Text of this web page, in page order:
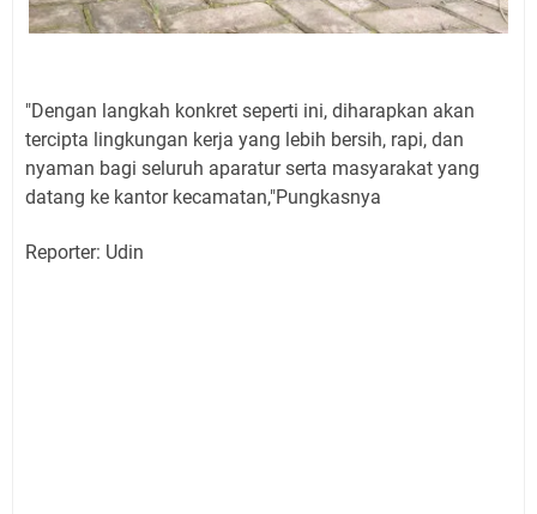
"Dengan langkah konkret seperti ini, diharapkan akan
tercipta lingkungan kerja yang lebih bersih, rapi, dan
nyaman bagi seluruh aparatur serta masyarakat yang
datang ke kantor kecamatan,"Pungkasnya
Reporter: Udin